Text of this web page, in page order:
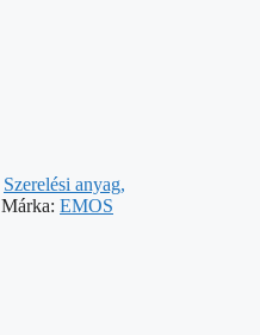
Szerelési anyag,
Márka: EMOS